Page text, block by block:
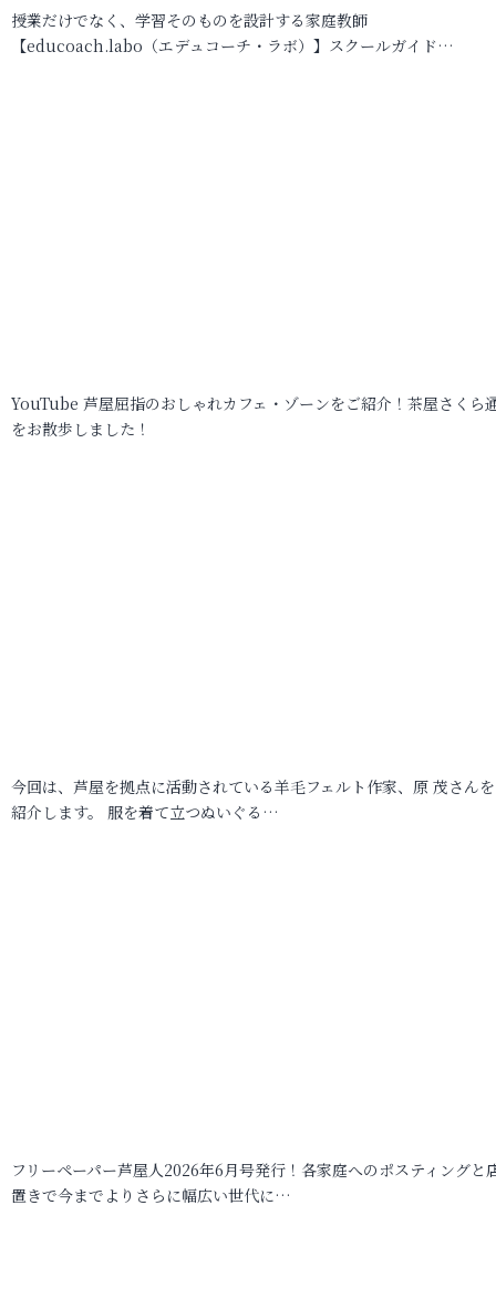
授業だけでなく、学習そのものを設計する家庭教師
【educoach.labo（エデュコーチ・ラボ）】スクールガイド…
YouTube 芦屋屈指のおしゃれカフェ・ゾーンをご紹介！茶屋さくら
をお散歩しました！
今回は、芦屋を拠点に活動されている羊毛フェルト作家、原 茂さん
紹介します。 服を着て立つぬいぐる…
フリーペーパー芦屋人2026年6月号発行！各家庭へのポスティングと
置きで今までよりさらに幅広い世代に…